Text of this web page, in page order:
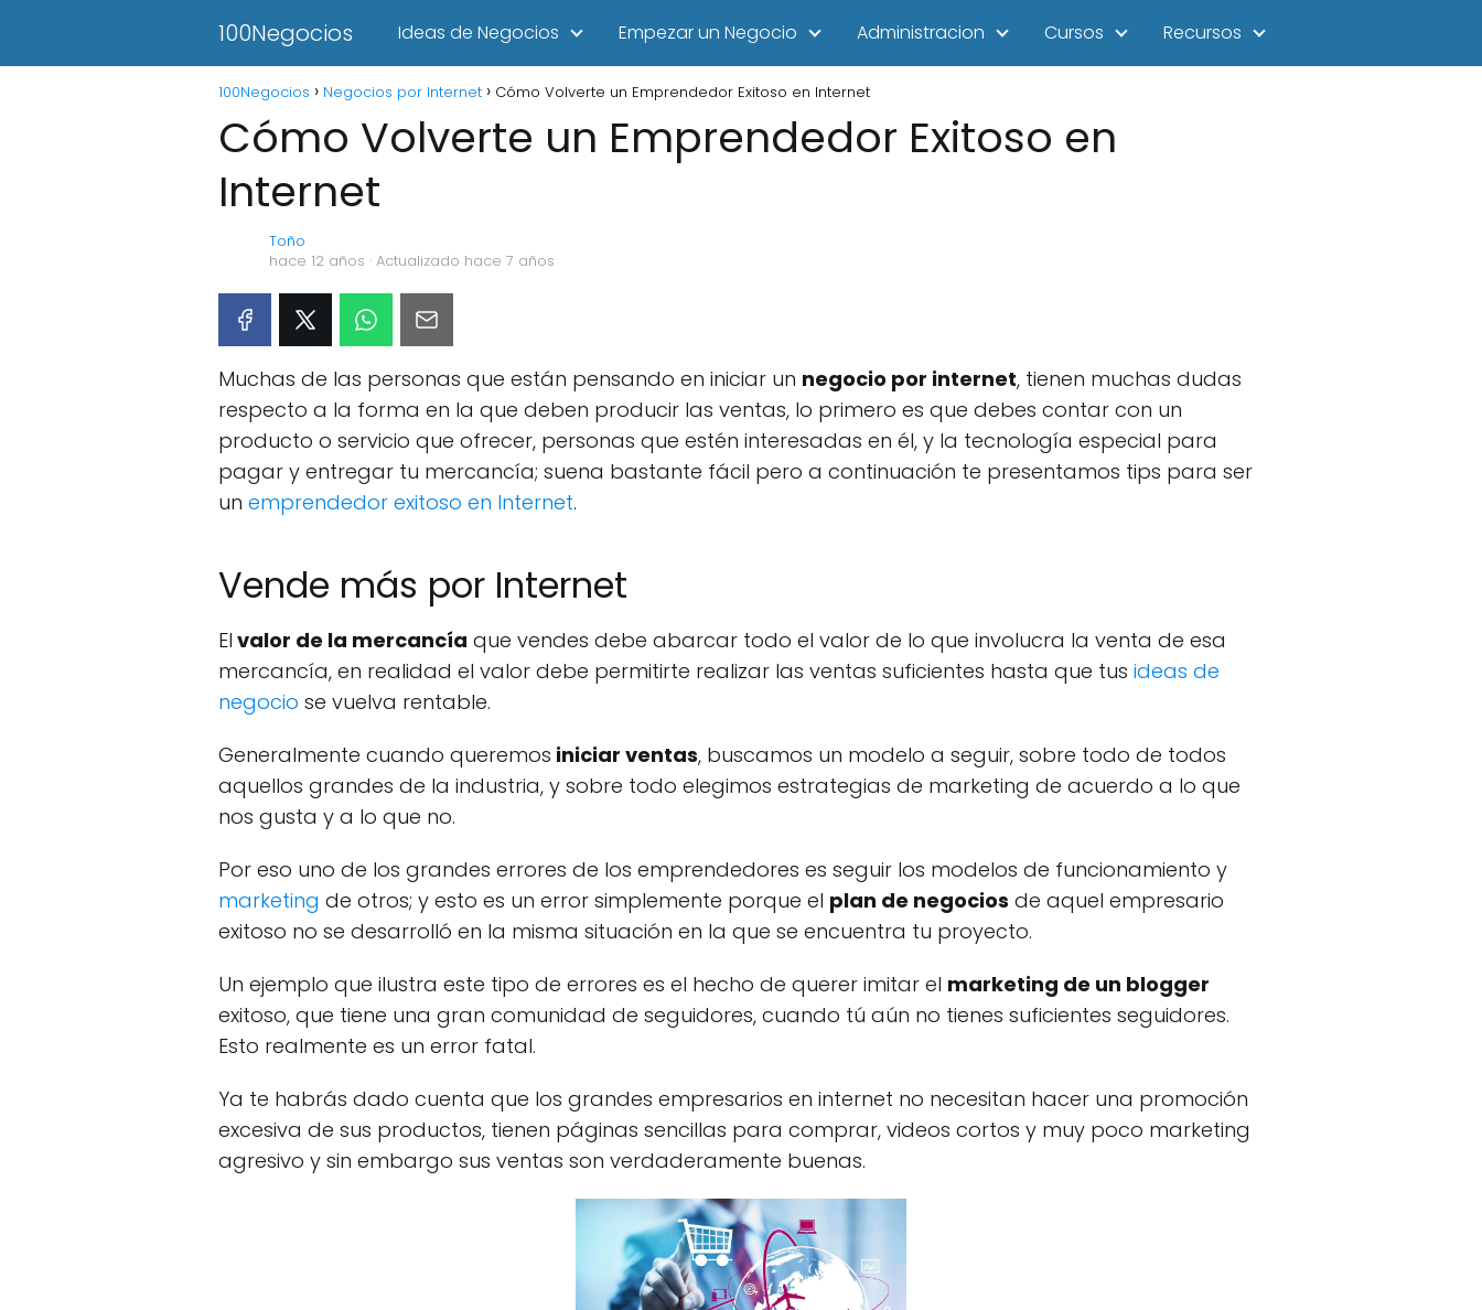
100Negocios Ideas de Negocios Empezar un Negocio Administracion Cursos Recursos
100Negocios Negocios por Internet Cómo Volverte un Emprendedor Exitoso en Internet
Cómo Volverte un Emprendedor Exitoso en
Internet
Toño
hace 12 años · Actualizado hace 7 años
Muchas de las personas que están pensando en iniciar un negocio por internet, tienen muchas dudas
respecto a la forma en la que deben producir las ventas, lo primero es que debes contar con un
producto o servicio que ofrecer, personas que estén interesadas en él, y la tecnología especial para
pagar y entregar tu mercancía; suena bastante fácil pero a continuación te presentamos tips para ser
un emprendedor exitoso en Internet.
Vende más por Internet
El valor de la mercancía que vendes debe abarcar todo el valor de lo que involucra la venta de esa
mercancía, en realidad el valor debe permitirte realizar las ventas suficientes hasta que tus ideas de
negocio se vuelva rentable.
Generalmente cuando queremos iniciar ventas, buscamos un modelo a seguir, sobre todo de todos
aquellos grandes de la industria, y sobre todo elegimos estrategias de marketing de acuerdo a lo que
nos gusta y a lo que no.
Por eso uno de los grandes errores de los emprendedores es seguir los modelos de funcionamiento y
marketing de otros; y esto es un error simplemente porque el plan de negocios de aquel empresario
exitoso no se desarrolló en la misma situación en la que se encuentra tu proyecto.
Un ejemplo que ilustra este tipo de errores es el hecho de querer imitar el marketing de un blogger
exitoso, que tiene una gran comunidad de seguidores, cuando tú aún no tienes suficientes seguidores.
Esto realmente es un error fatal.
Ya te habrás dado cuenta que los grandes empresarios en internet no necesitan hacer una promoción
excesiva de sus productos, tienen páginas sencillas para comprar, videos cortos y muy poco marketing
agresivo y sin embargo sus ventas son verdaderamente buenas.